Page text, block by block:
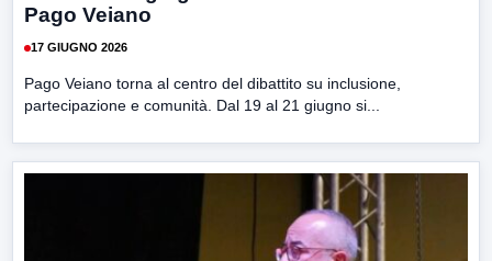
Pago Veiano
17 GIUGNO 2026
Pago Veiano torna al centro del dibattito su inclusione,
partecipazione e comunità. Dal 19 al 21 giugno si...